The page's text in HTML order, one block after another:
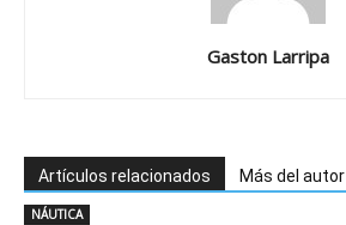
Gaston Larripa
Artículos relacionados Más del autor
NÁUTICA